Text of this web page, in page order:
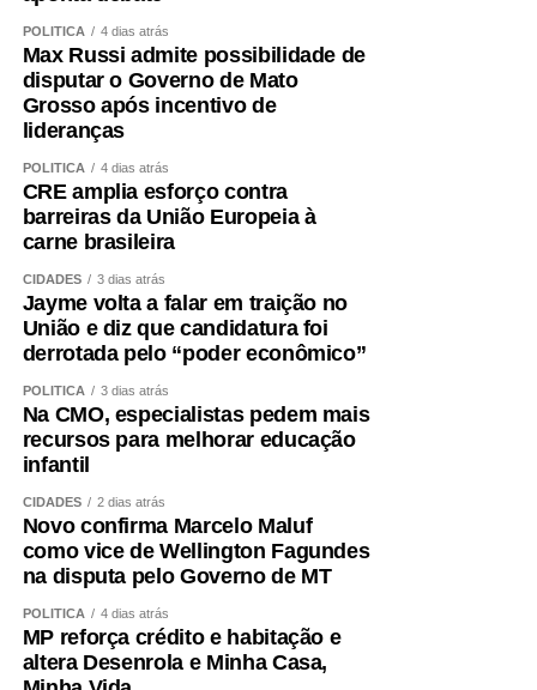
POLÍTICA 4 dias atrás
Max Russi admite possibilidade de
disputar o Governo de Mato
Grosso após incentivo de
lideranças
POLÍTICA 4 dias atrás
CRE amplia esforço contra
barreiras da União Europeia à
carne brasileira
CIDADES 3 dias atrás
Jayme volta a falar em traição no
União e diz que candidatura foi
derrotada pelo “poder econômico”
POLÍTICA 3 dias atrás
Na CMO, especialistas pedem mais
recursos para melhorar educação
infantil
CIDADES 2 dias atrás
Novo confirma Marcelo Maluf
como vice de Wellington Fagundes
na disputa pelo Governo de MT
POLÍTICA 4 dias atrás
MP reforça crédito e habitação e
altera Desenrola e Minha Casa,